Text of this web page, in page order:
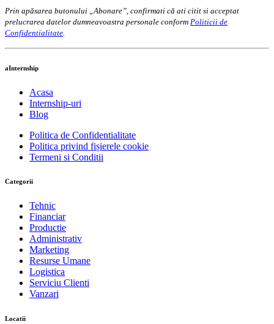
Prin apăsarea butonului „Abonare”, confirmati că ati citit si acceptat
prelucrarea datelor dumneavoastra personale conform Politicii de
Confidentialitate
aInternship
Acasa
Internship-uri
Blog
Politica de Confidentialitate
Politica privind fișierele cookie
Termeni si Conditii
Categorii
Tehnic
Financiar
Productie
Administrativ
Marketing
Resurse Umane
Logistica
Serviciu Clienti
Vanzari
Locatii